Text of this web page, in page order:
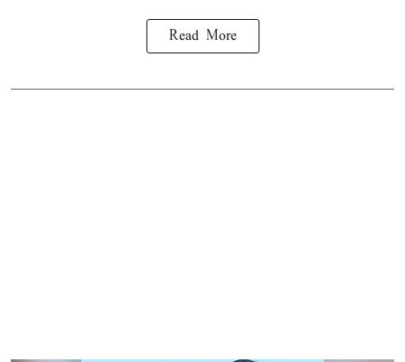
Read More